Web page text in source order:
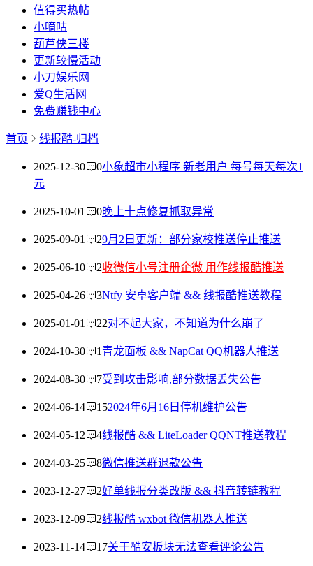
值得买热帖
小嘀咕
葫芦侠三楼
更新较慢活动
小刀娱乐网
爱Q生活网
免费赚钱中心
首页 线报酷-归档
2025-12-30 0小象超市小程序 新老用户 每号每天每次1
元
2025-10-01 0晚上十点修复抓取异常
2025-09-01 29月2日更新：部分家校推送停止推送
2025-06-10 2收微信小号注册企微 用作线报酷推送
2025-04-26 3Ntfy 安卓客户端 && 线报酷推送教程
2025-01-01 22对不起大家，不知道为什么崩了
2024-10-30 1 青龙面板 && NapCat QQ机器人推送
2024-08-30 7受到攻击影响,部分数据丢失公告
2024-06-14 152024年6月16日停机维护公告
2024-05-12 4线报酷 && LiteLoader QQNT推送教程
2024-03-25 8微信推送群退款公告
2023-12-27 2好单线报分类改版 && 抖音转链教程
2023-12-09 2线报酷 wxbot 微信机器人推送
2023-11-14 17关于酷安板块无法查看评论公告